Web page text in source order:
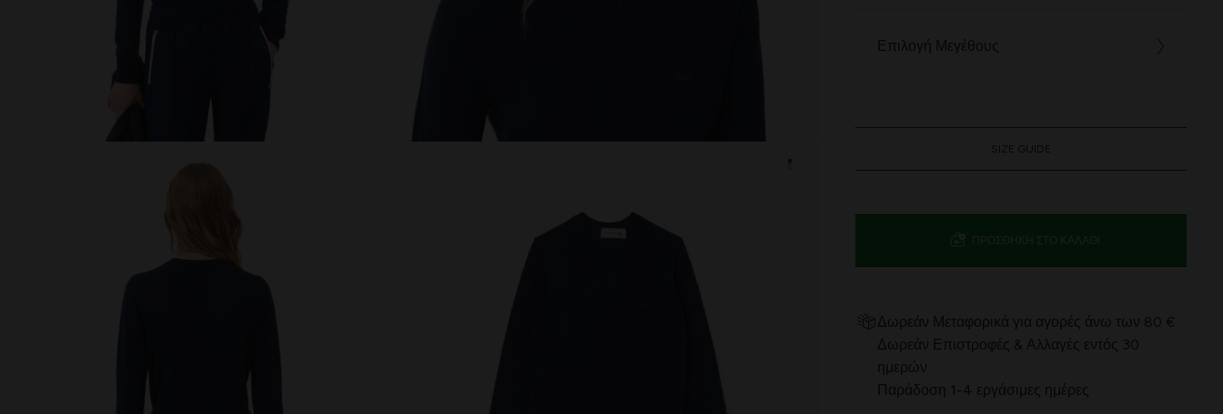
Επιλογή Μεγέθους
SIZE GUIDE
ΠΡΟΣΘΉΚΗ ΣΤΟ ΚΑΛΆΘΙ
Δωρεάν Μεταφορικά για αγορές άνω των 80 €
Δωρεάν Επιστροφές & Αλλαγές εντός 30
ημερών
Παράδοση 1-4 εργάσιμες ημέρες